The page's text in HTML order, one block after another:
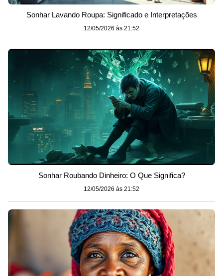
Sonhar Lavando Roupa: Significado e Interpretações
12/05/2026 às 21:52
Sonhar Roubando Dinheiro: O Que Significa?
12/05/2026 às 21:52